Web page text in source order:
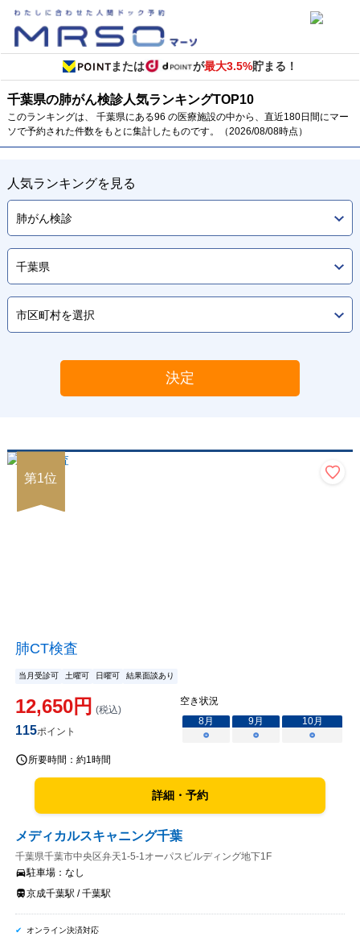
または が最大3.5%貯まる！
千葉県の肺がん検診人気ランキングTOP10
このランキングは、 千葉県にある96 の医療施設の中から、直近180日間にマー
ソで予約された件数をもとに集計したものです。（2026/08/08時点）
人気ランキングを見る
決定
第1位
肺CT検査
当月受診可 土曜可 日曜可 結果面談あり
12,650円 (税込)
115ポイント
空き状況
8月 9月 10月
○
○ ○
所要時間： 約1時間
詳細・予約
メディカルスキャニング千葉
千葉県千葉市中央区弁天1-5-1オーパスビルディング地下1F
駐車場： なし
京成千葉駅 / 千葉駅
オンライン決済対応